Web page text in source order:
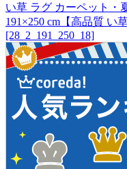
い草 ラグ カーペット・
191×250 cm【高品質 い
[28_2_191_250_18]